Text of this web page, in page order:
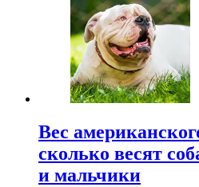
Вес
сколько весят
и мальчики